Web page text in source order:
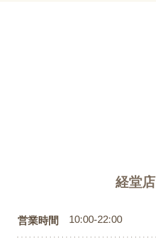
経堂店
営業時間 10:00-22:00